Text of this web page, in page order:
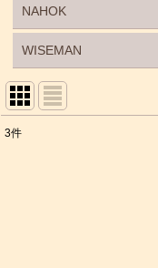
NAHOK
WISEMAN
3件